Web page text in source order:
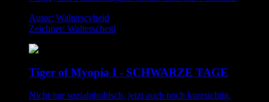
Autor: Walterscvheid
Zeichner: Walterscheid
Tiger of Myopia I - SCHWARZE TAGE
Nicht nur sozialphobisch, jetzt auch noch kurzsichtig.